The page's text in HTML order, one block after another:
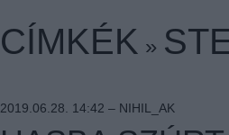
CÍMKÉK »
2019.06.28. 14:42 – NIHIL_AK